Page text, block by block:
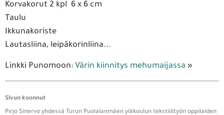
Korvakorut 2 kpl 6 x 6 cm
Taulu
Ikkunakoriste
Lautasliina, leipäkorinliina...
Linkki Punomoon: Värin kiinnitys mehumaijassa »
Sivun koonnut
Pirjo Sinervo yhdessä Turun Puolalanmäen yläkoulun tekstiilityön oppilaiden